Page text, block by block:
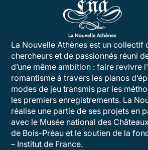
La Nouvelle Athènes est un collectif
chercheurs et de passionnés réuni
d’une même ambition : faire revivre
romantisme à travers les pianos
modes de jeu transmis par les
les premiers enregistrements. La
réalise une partie de ses projets en
avec le Musée national des
de Bois-Préau et le soutien de la
– Institut de France.